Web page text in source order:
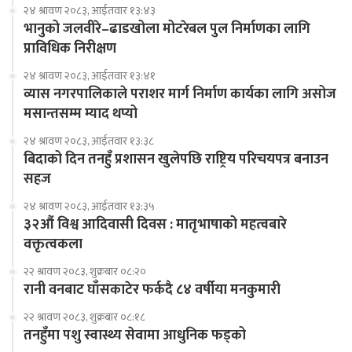
२४ श्रावण २०८३, आईतवार १३:४३
भानुको जलवीरे–ढाडखोला मोटरेबल पुल निर्माणका लागि
प्राविधिक निरीक्षण
२४ श्रावण २०८३, आईतवार १३:४१
व्यास नगरपालिकाले पराशर मार्ग निर्माण कार्यका लागि असोज
मसान्तसम्म म्याद थप्यो
२४ श्रावण २०८३, आईतवार १३:३८
बिदाको दिन तनहुँ प्रशासन खुलेपछि राष्ट्रिय परिचयपत्र बनाउन
सहज
२४ श्रावण २०८३, आईतवार १३:३५
३२औं विश्व आदिवासी दिवस : मातृभाषाको महत्वबारे
वक्तृत्वकला
२२ श्रावण २०८३, शुक्रबार ०८:२०
रानी वनबाट घाँसकाटेर फर्कदै ८४ वर्षीया मनकुमारी
२२ श्रावण २०८३, शुक्रबार ०८:१८
तनहुँमा पशु स्वास्थ्य सेवामा आधुनिक फड्को